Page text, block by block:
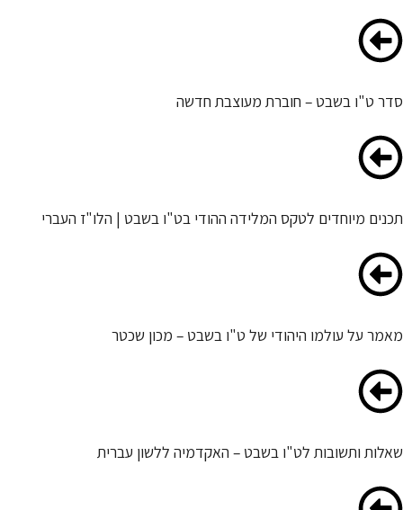
סדר ט"ו בשבט – חוברת מעוצבת חדשה
תכנים מיוחדים לטקס המלידה ההודי בט"ו בשבט | הלו"ז העברי
מאמר על עולמו היהודי של ט"ו בשבט – מכון שכטר
שאלות ותשובות לט"ו בשבט – האקדמיה ללשון עברית